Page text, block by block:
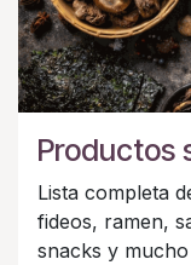
Productos
Lista completa
fideos, ramen,
snacks y